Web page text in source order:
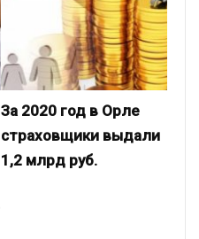
За 2020 год в Орле
страховщики выдали
1,2 млрд руб.